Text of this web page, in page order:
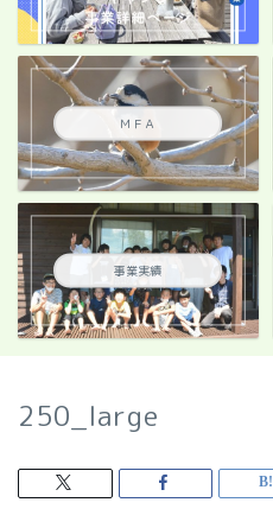
ＭＦＡ
事業実績
250_large